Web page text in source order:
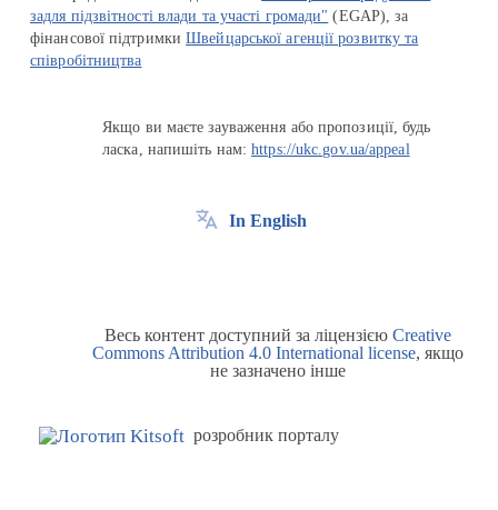
задля підзвітності влади та участі громади" (EGAP), за
фінансової підтримкиШвейцарської агенції розвитку та
співробітництва
Якщо ви маєте зауваження або пропозиції, будь
ласка, напишіть нам:https://ukc.gov.ua/appeal
In English
Весь контент доступний за ліцензією Creative
Commons Attribution 4.0 International license, якщо
не зазначено інше
розробник порталу